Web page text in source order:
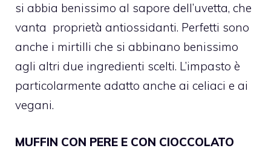
si abbia benissimo al sapore dell’uvetta, che
vanta proprietà antiossidanti. Perfetti sono
anche i mirtilli che si abbinano benissimo
agli altri due ingredienti scelti. L’impasto è
particolarmente adatto anche ai celiaci e ai
vegani.
MUFFIN CON PERE E CON CIOCCOLATO